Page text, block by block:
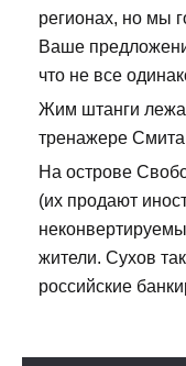
регионах, но мы
Ваше
что не все
Жим штанги лежа
тренажере
На острове
(их продают
жители. Сухов
российские